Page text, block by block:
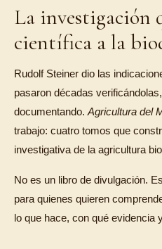
La investigación
científica a la
Rudolf Steiner dio las
pasaron décadas
documentando. Agricultura del
trabajo: cuatro tomos que
investigativa de la agricultura
No es un libro de divulgación.
para quienes quieren
lo que hace, con qué evidencia